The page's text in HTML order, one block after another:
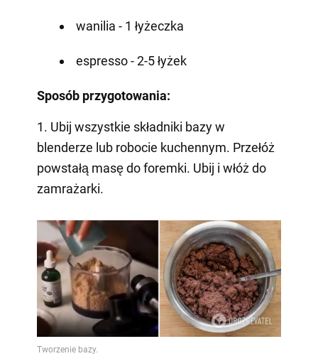
wanilia - 1 łyżeczka
espresso - 2-5 łyżek
Sposób przygotowania:
1. Ubij wszystkie składniki bazy w
blenderze lub robocie kuchennym. Przełóż
powstałą masę do foremki. Ubij i włóż do
zamrażarki.